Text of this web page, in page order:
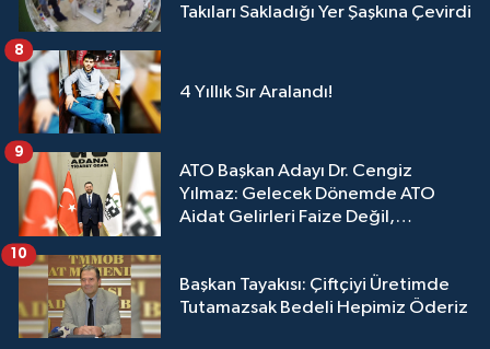
Takıları Sakladığı Yer Şaşkına Çevirdi
4 Yıllık Sır Aralandı!
8
ATO Başkan Adayı Dr. Cengiz
Yılmaz: Gelecek Dönemde ATO
Aidat Gelirleri Faize Değil,
9
Başkan Tayakısı: Çiftçiyi Üretimde
Tutamazsak Bedeli Hepimiz Öderiz
10